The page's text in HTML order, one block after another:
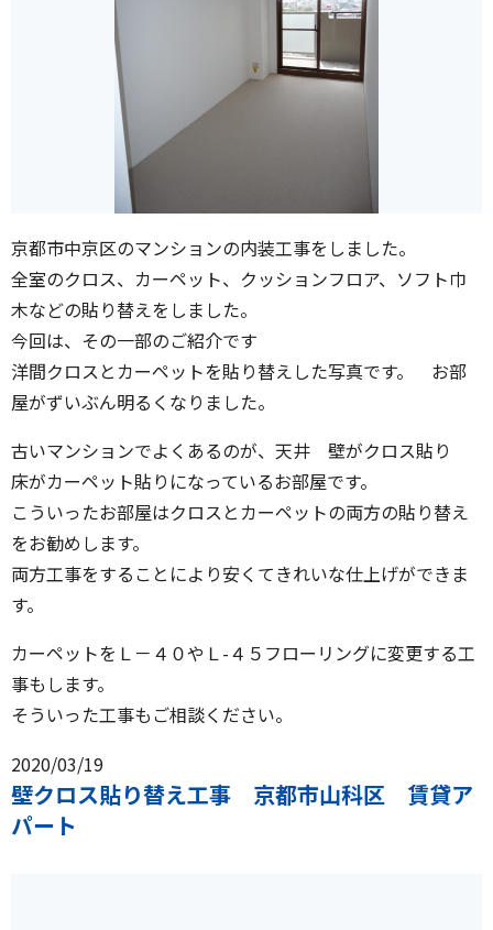
京都市中京区のマンションの内装工事をしました。
全室のクロス、カーペット、クッションフロア、ソフト巾
木などの貼り替えをしました。
今回は、その一部のご紹介です
洋間クロスとカーペットを貼り替えした写真です。 お部
屋がずいぶん明るくなりました。
古いマンションでよくあるのが、天井 壁がクロス貼り
床がカーペット貼りになっているお部屋です。
こういったお部屋はクロスとカーペットの両方の貼り替え
をお勧めします。
両方工事をすることにより安くてきれいな仕上げができま
す。
カーペットをＬ－４０やＬ-４５フローリングに変更する工
事もします。
そういった工事もご相談ください。
2020/03/19
壁クロス貼り替え工事 京都市山科区 賃貸ア
パート